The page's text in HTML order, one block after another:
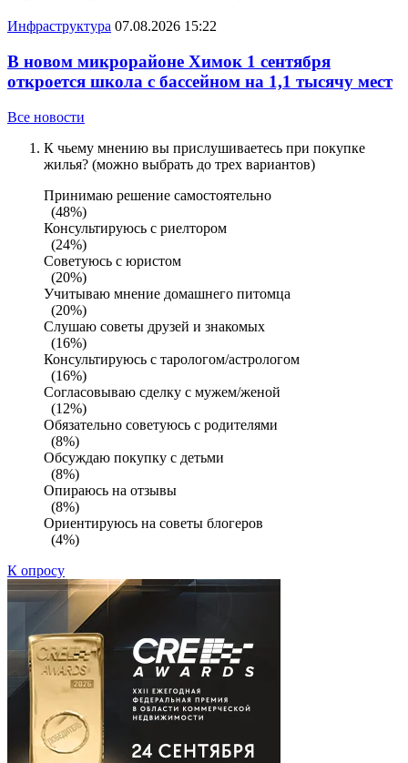
Инфраструктура 07.08.2026 15:22
В новом микрорайоне Химок 1 сентября
откроется школа с бассейном на 1,1 тысячу мест
Все новости
К чьему мнению вы прислушиваетесь при покупке
жилья? (можно выбрать до трех вариантов)
Принимаю решение самостоятельно
(48%)
Консультируюсь с риелтором
(24%)
Советуюсь с юристом
(20%)
Учитываю мнение домашнего питомца
(20%)
Слушаю советы друзей и знакомых
(16%)
Консультируюсь с тарологом/астрологом
(16%)
Согласовываю сделку с мужем/женой
(12%)
Обязательно советуюсь с родителями
(8%)
Обсуждаю покупку с детьми
(8%)
Опираюсь на отзывы
(8%)
Ориентируюсь на советы блогеров
(4%)
К опросу